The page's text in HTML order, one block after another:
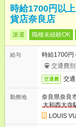
時給1700円以
貨店奈良店
派遣 職種未経験OK
給与
時給1700
交通費
交通費 交
勤務地
奈良県奈良
大和西大寺
LOUIS